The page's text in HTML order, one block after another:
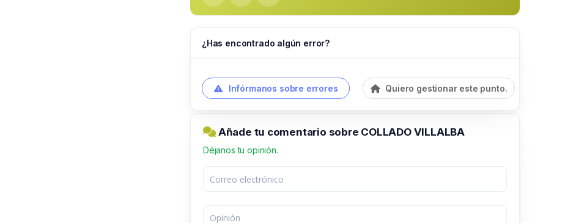
¿Has encontrado algún error?
Infórmanos sobre errores Quiero gestionar este punto.
Añade tu comentario sobre COLLADO VILLALBA
Déjanos tu opinión.